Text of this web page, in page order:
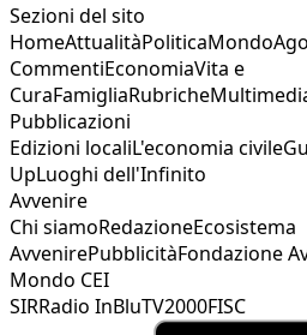
Sezioni del sito
HomeAttualitàPoliticaMondo
CommentiEconomiaVita e
CuraFamigliaRubriche
Pubblicazioni
Edizioni localiL'economia civile
UpLuoghi dell'Infinito
Avvenire
Chi siamoRedazioneEcosistema
AvvenirePubblicitàFondazione
Mondo CEI
SIRRadio InBluTV2000FISC